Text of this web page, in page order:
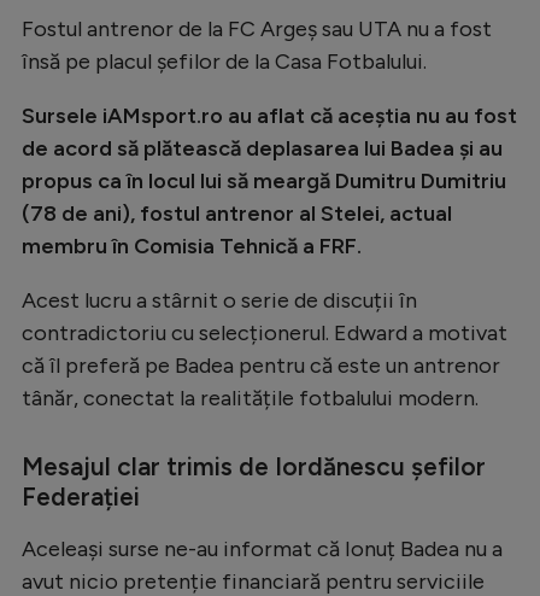
Gimnastică
Rugby
Ciclism
Alte sporturi
Intră în cont
Fostul antrenor de la FC Argeș sau UTA nu a fost
însă pe placul șefilor de la Casa Fotbalului.
Sursele iAMsport.ro au aflat că aceștia nu au fost
de acord să plătească deplasarea lui Badea și au
propus ca în locul lui să meargă Dumitru Dumitriu
(78 de ani), fostul antrenor al Stelei, actual
membru în Comisia Tehnică a FRF.
Acest lucru a stârnit o serie de discuții în
contradictoriu cu selecționerul. Edward a motivat
că îl preferă pe Badea pentru că este un antrenor
tânăr, conectat la realitățile fotbalului modern.
Mesajul clar trimis de Iordănescu șefilor
Federației
Aceleași surse ne-au informat că Ionuț Badea nu a
avut nicio pretenție financiară pentru serviciile